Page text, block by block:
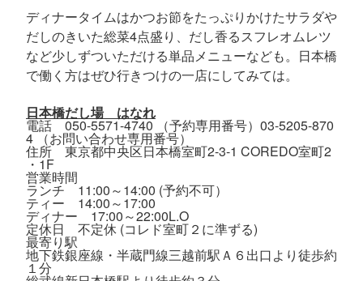
ディナータイムはかつお節をたっぷりかけたサラダや
だしのきいた総菜4点盛り、だし香るスフレオムレツ
など少しずついただける単品メニューなども。日本橋
で働く方はぜひ行きつけの一店にしてみては。
日本橋だし場 はなれ
電話 050-5571-4740 （予約専用番号）03-5205-870
4 （お問い合わせ専用番号）
住所 東京都中央区日本橋室町2-3-1 COREDO室町2
・1F
営業時間
ランチ 11:00～14:00 (予約不可）
ティー 14:00～17:00
ディナー 17:00～22:00L.O
定休日 不定休 (コレド室町２に準ずる)
最寄り駅
地下鉄銀座線・半蔵門線三越前駅Ａ６出口より徒歩約
１分